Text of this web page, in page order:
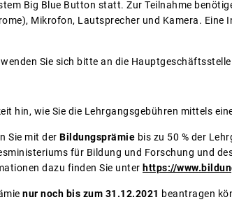
Big Blue Button statt. Zur Teilnahme
Mikrofon, Lautsprecher und Kamera. Eine
Sie sich bitte an die
hin, wie Sie die Lehrgangsgebühren mittels
Sie mit der Bildungsprämie bis zu 50 % der
für Bildung und Forschung und
dazu finden Sie unter https://
nur noch bis zum 31.12.2021 beantragen